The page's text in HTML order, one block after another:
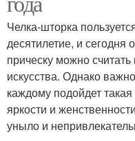
Челка-шторка
десятилетие, и сегодня
прическу можно
искусства. Однако
каждому подойдет
яркости и
уныло и